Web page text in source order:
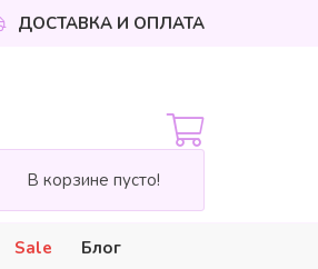
ДОСТАВКА И ОПЛАТА
В корзине пусто!
Sale Блог